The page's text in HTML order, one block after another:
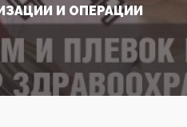
И ОПЕРАЦИИ